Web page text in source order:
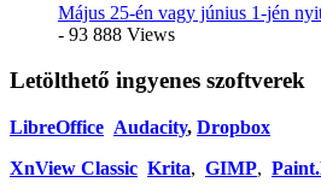
Május 25-én vagy június 1-jén
- 93 888 Views
Letölthető ingyenes szoftverek
LibreOffice Audacity, Dropbox
XnView Classic Krita, GIMP,